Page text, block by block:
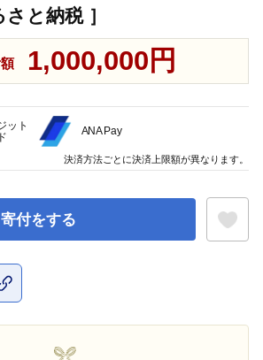
と納税 ］
1,000,000円
寄付をする
ット
ANA Pay
決済方法ごとに決済上限額が異なります。